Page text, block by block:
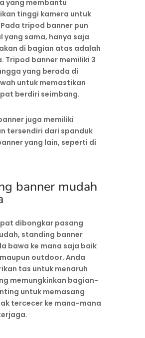
yang membantu
tinggi kamera untuk
tripod banner pun
yang sama, hanya saja
di bagian atas adalah
Tripod banner memiliki 3
yang berada di
untuk memastikan
berdiri seimbang.
juga memiliki
tersendiri dari spanduk
yang lain, seperti di
banner mudah
dibongkar pasang
standing banner
bawa ke mana saja baik
outdoor. Anda
tas untuk menaruh
memungkinkan bagian-
untuk memasang
tercecer ke mana-mana